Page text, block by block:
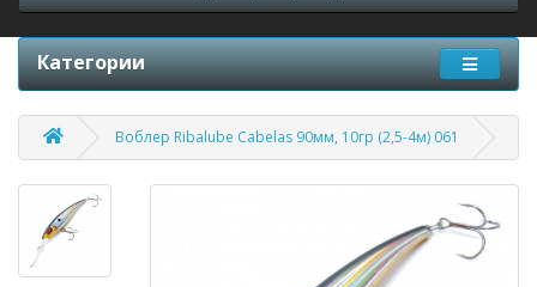
Категории
Воблер Ribalube Cabelas 90мм, 10гр (2,5-4м) 061